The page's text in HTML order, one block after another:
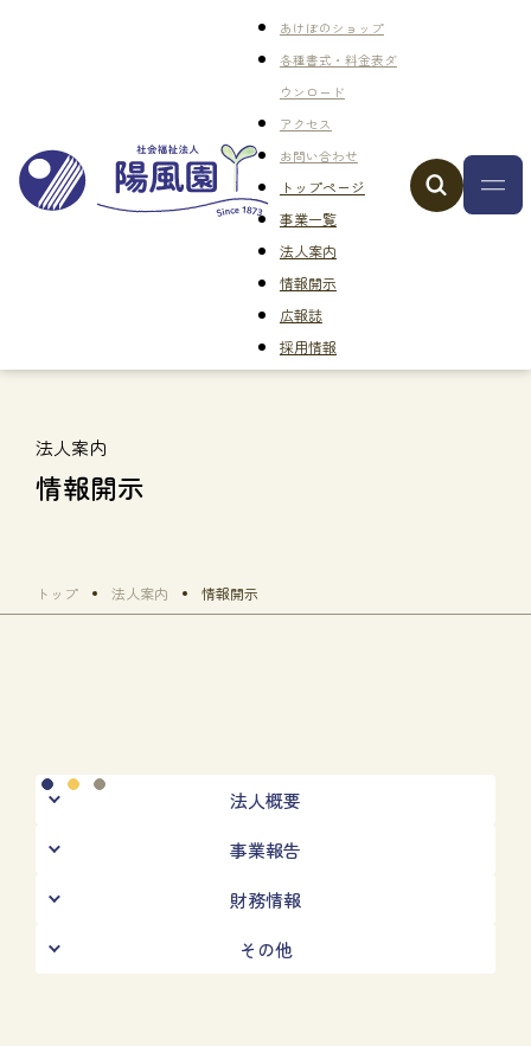
あけぼのショップ
各種書式・料金表ダ
ウンロード
アクセス
お問い合わせ
トップページ
事業一覧
法人案内
情報開示
広報誌
採用情報
法人案内
情報開示
トップ 法人案内 情報開示
法人概要
事業報告
財務情報
その他